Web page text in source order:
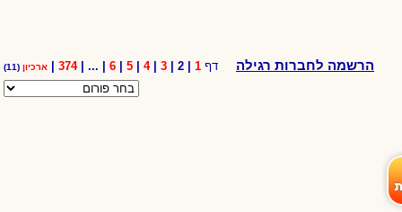
הרשמה לחברות רגילה דף 1
3
|
4
5
6
| ... |
374 ארכיון (11)